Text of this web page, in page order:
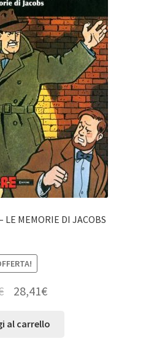
LE MEMORIE DI JACOBS
28,41€
al carrello